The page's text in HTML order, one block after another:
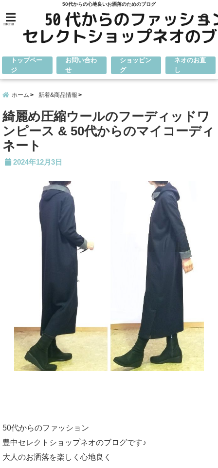
50代からの心地良いお洒落のためのブログ
menu
トップペー
ジ
お問い合わ
せ
ショッピン
グ
ネオのお直
し
ホーム 新着&商品情報
綺麗め圧縮ウールのフーディッドワ
ンピース & 50代からのマイコーディ
ネート
2024年12月3日
50代からのファッション
豊中セレクトショップネオのブログです♪
大人のお洒落を楽しく心地良く